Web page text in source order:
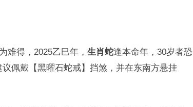
难得，2025乙巳年， 生肖蛇逢本命年，30岁者恐
佩戴【黑曜石蛇戒】挡煞，并在东南方悬挂